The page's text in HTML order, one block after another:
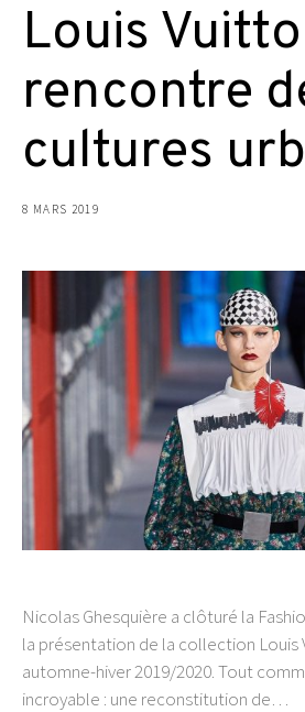
Louis
rencontre
cultures
8 MARS 2019
Nicolas Ghesquière a clôturé la
la présentation de la collection Louis
automne-hiver 2019/2020. Tout
incroyable : une reconstitution de…